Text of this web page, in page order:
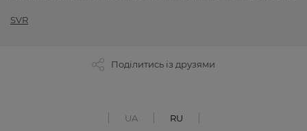
SVR
Поділитись із друзями
UA RU